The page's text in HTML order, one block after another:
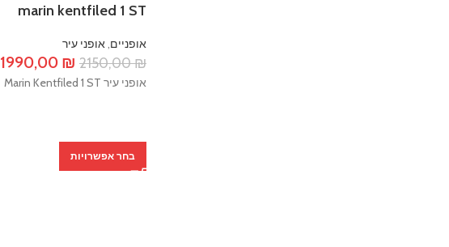
marin kentfiled 1 ST
אופניים,אופני עיר
2150,00₪
המחיר
המקורי
1990,00 ₪
אופני עיר Marin Kentfiled 1 ST
בחר אפשרויות